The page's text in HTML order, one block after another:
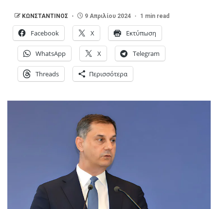
ΚΩΝΣΤΑΝΤΙΝΟΣ 9 Απριλίου 2024 1 min read
Facebook X Εκτύπωση
WhatsApp X Telegram
Threads Περισσότερα